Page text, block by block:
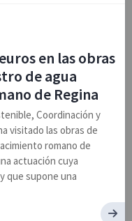
en las obras
de agua
de Regina
Coordinación y
visitado las obras de
romano de
actuación cuya
que supone una